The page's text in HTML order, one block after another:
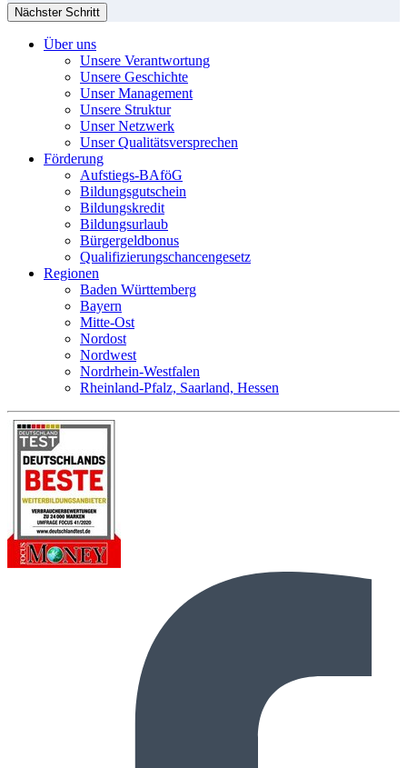
Nächster Schritt
Über uns
Unsere Verantwortung
Unsere Geschichte
Unser Management
Unsere Struktur
Unser Netzwerk
Unser Qualitätsversprechen
Förderung
Aufstiegs-BAföG
Bildungsgutschein
Bildungskredit
Bildungsurlaub
Bürgergeldbonus
Qualifizierungschancengesetz
Regionen
Baden Württemberg
Bayern
Mitte-Ost
Nordost
Nordwest
Nordrhein-Westfalen
Rheinland-Pfalz, Saarland, Hessen